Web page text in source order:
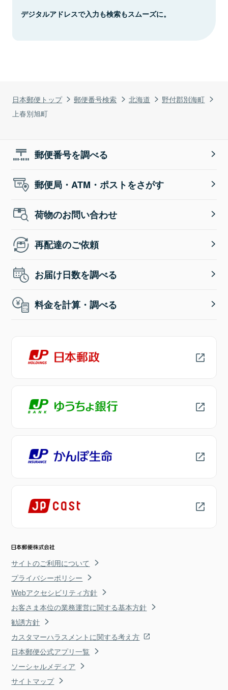
日本郵便トップ 郵便番号検索 北海道
野付郡別海町
上春別旭町
デジタルアドレスで入力も検索もスムーズに。
郵便番号を調べる
郵便局・ATM・ポストをさがす
荷物のお問い合わせ
再配達のご依頼
お届け日数を調べる
料金を計算・調べる
サイトのご利用について
プライバシーポリシー
Webアクセシビリティ方針
お客さま本位の業務運営に関する基本方針
勧誘方針
カスタマーハラスメントに関する考え方
日本郵便公式アプリ一覧
ソーシャルメディア
サイトマップ